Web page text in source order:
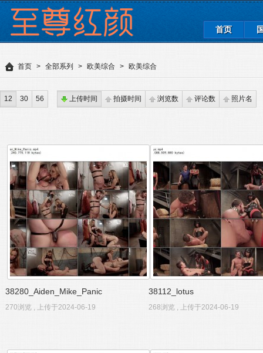
首页
首页 > 全部系列 > 欧美综合 > 欧美综合
12 30 56 上传时间 拍摄时间 浏览数 评论数 照片名
38280_Aiden_Mike_Panic
270浏览 , 上传于2024-06-19
38112_lotus
268浏览 , 上传于2024-06-19